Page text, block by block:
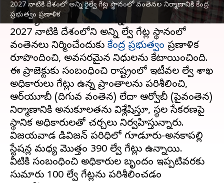
2027 నాటికి దేశంలో అన్ని రైల్వే గేట్ల స్థానంలో వంతెనల నిర్మాణానికి కేంద్ర
ప్రభుత్వం ప్రణాళిక
రైల్వే గేట్ల వద్ద ప్రమాదాల నివారణతో పాటు ట్రాఫిక్
సమస్యలు తొలగించబోతున్నాయి.
2027 నాటికి దేశంలోని అన్ని రైల్వే గేట్ల స్థానంలో
వంతెనలు నిర్మించేందుకు కేంద్ర ప్రభుత్వం ప్రణాళిక
రూపొందించి, అవసరమైన నిధులను కేటాయించింది.
ఈ ప్రాజెక్టుకు సంబంధించి రాష్ట్రంలో ఇటీవల రైల్వే శాఖ
అధికారులు గేట్లు ఉన్న ప్రాంతాలను పరిశీలించి,
ఆర్‌యూబీ (దిగువ వంతెన) లేదా ఆర్వోబీ (పైవంతెన)
నిర్మాణానికి అనుకూలతను విశ్లేషిస్తూ, స్థల సేకరణపై
స్థానిక అధికారులతో చర్చలు నిర్వహిస్తున్నారు.
విజయవాడ డివిజన్ పరిధిలో గూడూరు-అనకాపల్లి
స్టేషన్ల మధ్య మొత్తం 390 రైల్వే గేట్లు ఉన్నాయి.
వీటికి సంబంధించి అధికారుల బృందం ఇప్పటివరకు
సుమారు 100 రైల్వే గేట్లను పరిశీలించడం